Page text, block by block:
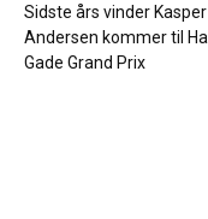
Sidste års vinder Kasper
Andersen kommer til
Gade Grand Prix